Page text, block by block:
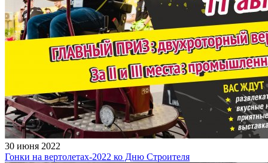
30 июня 2022
Гонки на вертолетах-2022 ко Дню Строителя